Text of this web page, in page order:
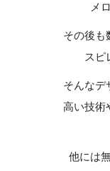
メ
その後も
スピ
そんなデ
高い技術
他には